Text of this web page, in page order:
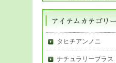
タヒチアンノニ
ナチュラリープラス